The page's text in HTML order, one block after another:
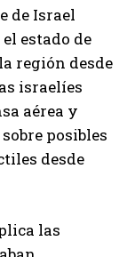
de Israel
estado de
región desde
israelíes
aérea y
posibles
desde
las